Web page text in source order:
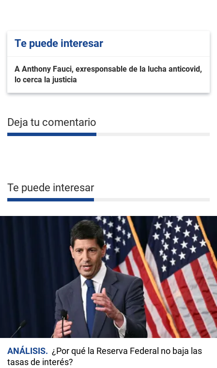
Te puede interesar
A Anthony Fauci, exresponsable de la lucha anticovid,
lo cerca la justicia
Deja tu comentario
Te puede interesar
ANÁLISIS
¿Por qué la Reserva Federal no baja las
tasas de interés?